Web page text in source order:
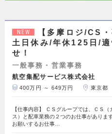
NEW
【多摩ロジ/CS
土日休み/年休125日/
せ！
一般事務・営業事務
航空集配サービス株式会社
400万円 ～ 649万円 東京都
【仕事内容】 ＣＳグループでは、ＣＳ
ス）と配車業務の２つのお仕事がありま
お願いするお仕事…